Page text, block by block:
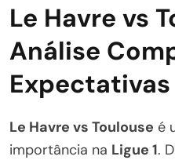
Le Havre vs
Análise
Expectativas
Le Havre vs Toulouse é
importância na Ligue 1.